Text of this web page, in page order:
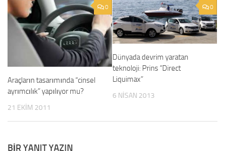
0
Araçların tasarımında “cinsel
ayrımcılık” yapılıyor mu?
21 EKIM 2011
0
Dünyada devrim yaratan
teknoloji: Prins “Direct
Liquimax”
6 NISAN 2013
BIR YANIT YAZIN